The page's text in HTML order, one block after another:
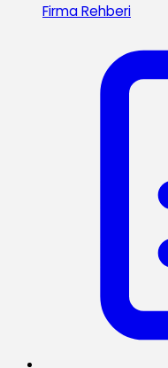
Firma Rehberi